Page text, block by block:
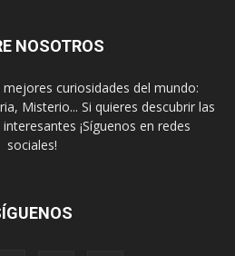
NOSOTROS
curiosidades del mundo:
Misterio... Si quieres descubrir las
¡Síguenos en redes
sociales!